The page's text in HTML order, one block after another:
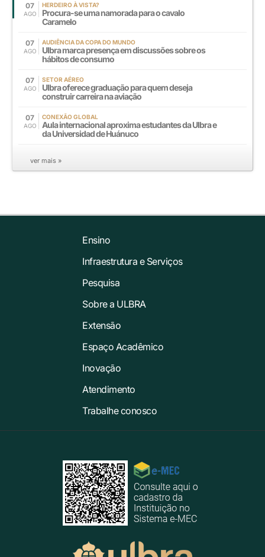
07
AGO
HERDEIRO À VISTA?
Procura-se uma namorada para o cavalo
Caramelo
07
AGO
AUDIÊNCIA DA COPA DO MUNDO
Ulbra marca presença em discussões sobre os
hábitos de consumo
07
AGO
SETOR AÉREO
Ulbra oferece graduação para quem deseja
construir carreira na aviação
07
AGO
CONEXÃO GLOBAL
Aula internacional aproxima estudantes da Ulbra e
da Universidad de Huánuco
ver mais »
Ensino
Infraestrutura e Serviços
Pesquisa
Sobre a ULBRA
Extensão
Espaço Acadêmico
Inovação
Atendimento
Trabalhe conosco